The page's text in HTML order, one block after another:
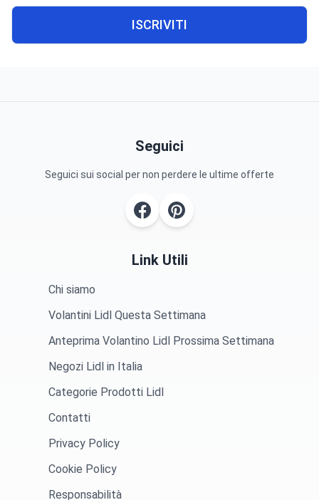
ISCRIVITI
Seguici
Seguici sui social per non perdere le ultime offerte
Link Utili
Chi siamo
Volantini Lidl Questa Settimana
Anteprima Volantino Lidl Prossima Settimana
Negozi Lidl in Italia
Categorie Prodotti Lidl
Contatti
Privacy Policy
Cookie Policy
Responsabilità